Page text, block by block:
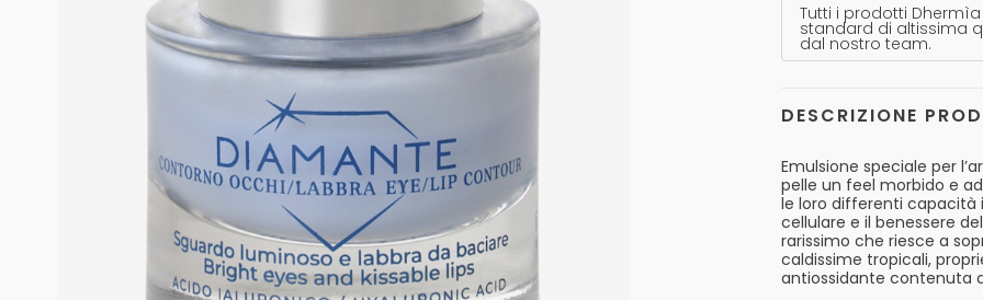
Tutti i prodotti
standard di altissima
dal nostro team.
DESCRIZIONE
Emulsione speciale per
pelle un feel morbido e
le loro differenti capacità
cellulare e il benessere
rarissimo che riesce a
caldissime tropicali,
antiossidante contenuta